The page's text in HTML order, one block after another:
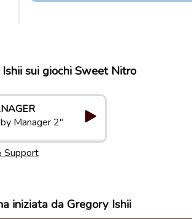
sui giochi Sweet Nitro
Manager 2"
Support
iniziata da Gregory Ishii